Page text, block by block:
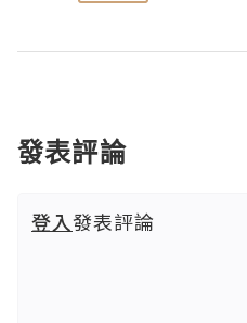
發表評論
登入發表評論